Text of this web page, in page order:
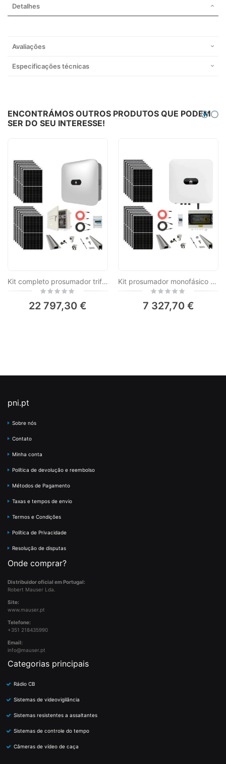
Detalhes
Avaliações
Especificações técnicas
ENCONTRÁMOS OUTROS PRODUTOS QUE PODEM
SER DO SEU INTERESSE!
Kit completo prosumador trifásico de 20kW com 56 painéis de 370W, acessórios e montagem incluídos + medidor inteligente e dongle wifi
Rating:
22 797,30 €
Kit prosumador monofásico completo de 6kW com 16 painéis de 370W, acessórios e montagem incluídos + medidor inteligente e dongle wifi
Rating:
7 327,70 €
pni.pt
Sobre nós
Contato
Minha conta
Política de devolução e reembolso
Métodos de Pagamento
Taxas e tempos de envio
Termos e Condições
Política de Privacidade
Resolução de disputas
Onde comprar?
Distribuidor oficial em Portugal:
Robert Mauser Lda.
Site:
www.mauser.pt
Telefone:
+351 218435990
Email:
info@mauser.pt
Categorias principais
Rádio CB
Sistemas de videovigilância
Sistemas resistentes a assaltantes
Sistemas de controle do tempo
Câmeras de vídeo de caça